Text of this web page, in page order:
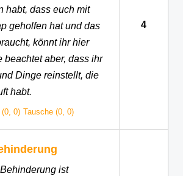
habt, dass euch mit
geholfen hat und das
könnt ihr hier
beachtet aber, dass ihr
Dinge reinstellt, die
habt.
0) Tausche (0, 0)
4
ist